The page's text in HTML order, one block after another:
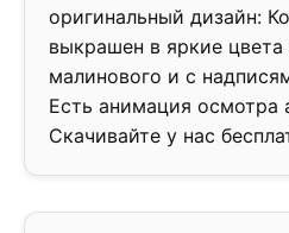
оригинальный дизайн:
выкрашен в яркие
малинового и с
Есть анимация осмотра
Скачивайте у нас